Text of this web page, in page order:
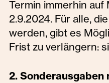
Termin immerhin auf
2.9.2024. Für alle,
werden, gibt es
Frist zu verlängern:
2. Sonderausgaben